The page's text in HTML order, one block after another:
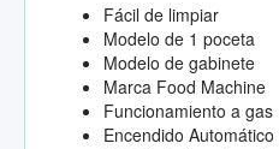
Fácil de limpiar
Modelo de 1 poceta
Modelo de gabinete
Marca Food Machine
Funcionamiento a gas
Encendido Automático